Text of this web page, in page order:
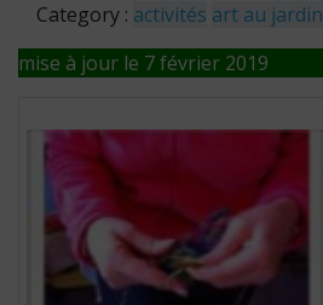
Category : activités art au jardin
mise à jour le 7 février 2019